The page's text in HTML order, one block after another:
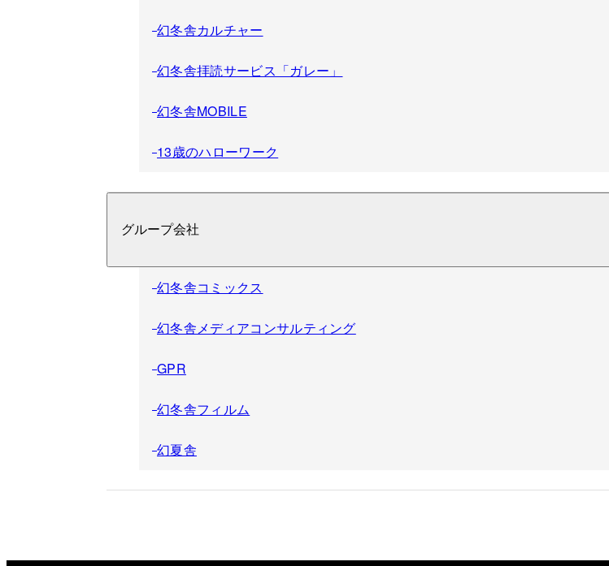
幻冬舎カルチャー
幻冬舎拝読サービス「ガレー」
幻冬舎MOBILE
13歳のハローワーク
グループ会社
幻冬舎コミックス
幻冬舎メディアコンサルティング
GPR
幻冬舎フィルム
幻夏舎